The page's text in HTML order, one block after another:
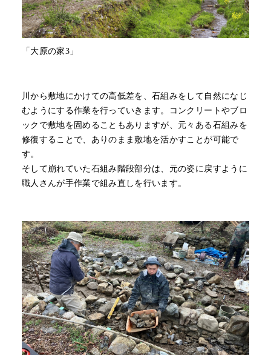
「大原の家3」
川から敷地にかけての高低差を、石組みをして自然になじ
むようにする作業を行っていきます。コンクリートやブロ
ックで敷地を固めることもありますが、元々ある石組みを
修復することで、ありのまま敷地を活かすことが可能で
す。
そして崩れていた石組み階段部分は、元の姿に戻すように
職人さんが手作業で組み直しを行います。